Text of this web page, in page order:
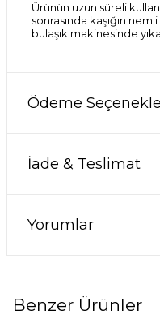
Ürünün uzun süreli
sonrasında kaşığın
bulaşık makinesinde
Ödeme
İade & Teslimat
Yorumlar
Benzer Ürünler